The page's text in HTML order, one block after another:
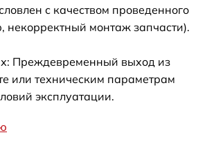
с качеством проведенного
некорректный монтаж запчасти).
Преждевременный выход из
или техническим параметрам
эксплуатации.